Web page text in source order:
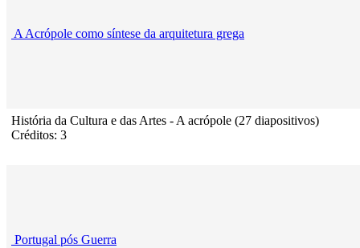
A Acrópole como síntese da arquitetura grega
História da Cultura e das Artes - A acrópole (27 diapositivos)
Créditos: 3
Portugal pós Guerra